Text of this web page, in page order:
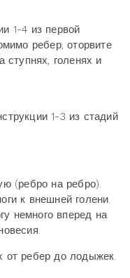
1-4 из первой
ребер, оторвите
ступнях, голенях и
1-3 из стадий
(ребро на ребро).
к внешней голени.
немного вперед на
от ребер до лодыжек.